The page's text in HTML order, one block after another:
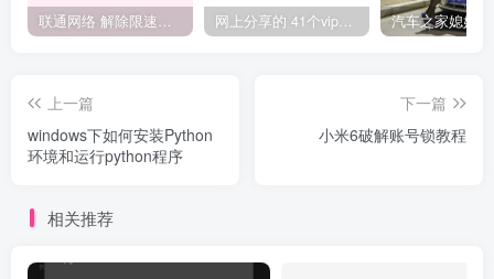
联通网络 解除限速方法参考！畅享、畅玩、老白干等及其它地区自测了 网上分享的 41个vip解析接口 有需要的拿去~ 免费看全网VIP会员视频
上一篇
windows下如何安装Python
环境和运行python程序
下一篇
小米6破解账号锁教程
相关推荐